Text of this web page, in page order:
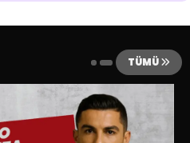
TÜMÜ